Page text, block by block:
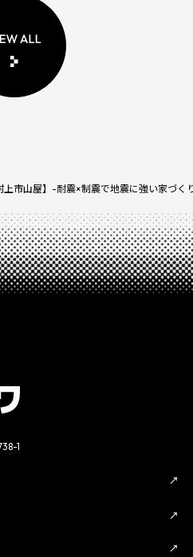
上市山屋】-耐震×制震で地震に強い家づく
1